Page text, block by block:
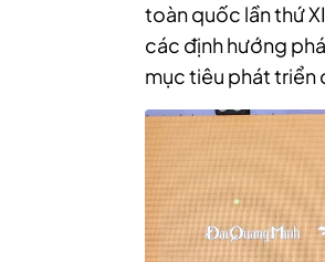
toàn quốc lần thứ
các định hướng
mục tiêu phát triển